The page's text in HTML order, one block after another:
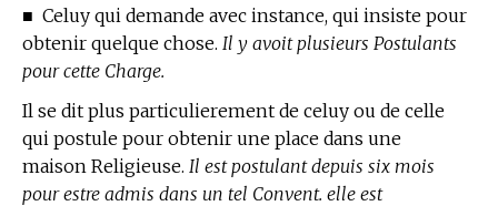
■ Celuy qui demande avec instance, qui insiste pour
obtenir quelque chose. Il y avoit plusieurs Postulants
pour cette Charge.
Il se dit plus particulierement de celuy ou de celle
qui postule pour obtenir une place dans une
maison Religieuse. Il est postulant depuis six mois
pour estre admis dans un tel Convent. elle est